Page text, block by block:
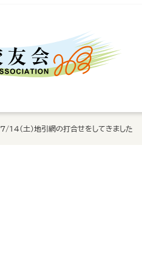
7/14（土）地引網の打合せをしてきました